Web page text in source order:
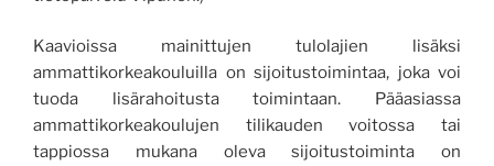
Kaavioissa mainittujen tulolajien lisäksi
ammattikorkeakouluilla on sijoitustoimintaa, joka voi
tuoda lisärahoitusta toimintaan. Pääasiassa
ammattikorkeakoulujen tilikauden voitossa tai
tappiossa mukana oleva sijoitustoiminta on